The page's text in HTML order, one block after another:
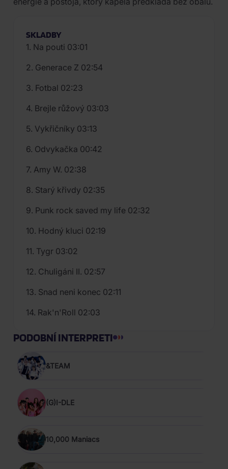
SKLADBY
1. Na pouti 03:01
2. Generace Z 02:54
3. Fotbal 02:23
4. Brejle růžový 03:03
5. Vykřičníky 03:13
6. Odvykačka 00:42
7. Amy W. 02:38
8. Starý křivdy 02:35
9. Punk rock saved my life 02:32
10. Hodný kluci 02:19
11. Tygr 03:02
12. Chuligáni II. 02:57
13. Snad neni konec 02:11
14. Rak'n'Roll 02:03
PODOBNÍ INTERPRETI
&TEAM
(G)I-DLE
10,000 Maniacs